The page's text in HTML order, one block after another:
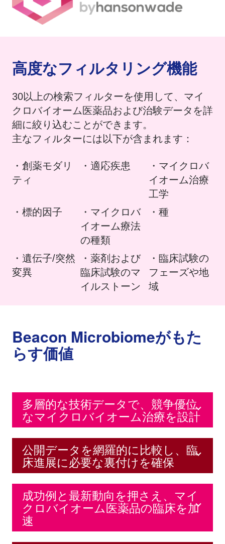
​高度なフィルタリング機能
30以上の検索フィルターを使用して、マイ
クロバイオーム医薬品および治験データを詳
細に絞り込むことができます。
主なフィルターには以下が含まれます：
・創薬モダリ
ティ
​・適応疾患
・マイクロバ
イオーム治療
工学
・標的因子
・マイクロバ
イオーム療法
の種類
・種
・遺伝子/突然
変異
・薬剤および
臨床試験のマ
イルストーン
・臨床試験の
フェーズや地
域
Beacon Microbiomeがもた
らす価値
多層的な技術データで、競争優位
なマイクロバイオーム治療を設計
公開データを網羅的に比較し、臨
床進展に必要な裏付けを確保
成功例と最新動向を押さえ、マイ
クロバイオーム医薬品の臨床を加
速